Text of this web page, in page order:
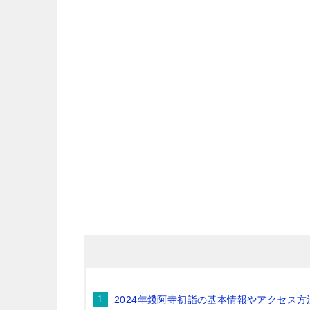
2024年鑁阿寺初詣の基本情報やアクセス方